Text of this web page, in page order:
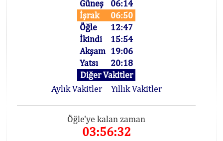
Güneş
06:14
İşrak
06:50
Öğle
12:47
İkindi
15:54
Akşam 19:06
Yatsı
20:18
Diğer Vakitler
Aylık Vakitler
Yıllık Vakitler
Öğle'ye kalan zaman
03:56:32